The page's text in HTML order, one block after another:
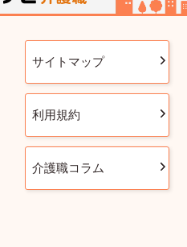
サイトマップ
利用規約
介護職コラム